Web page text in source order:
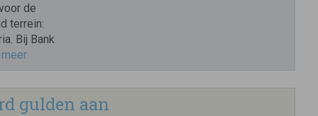
de
terrein:
Bij Bank
gulden aan